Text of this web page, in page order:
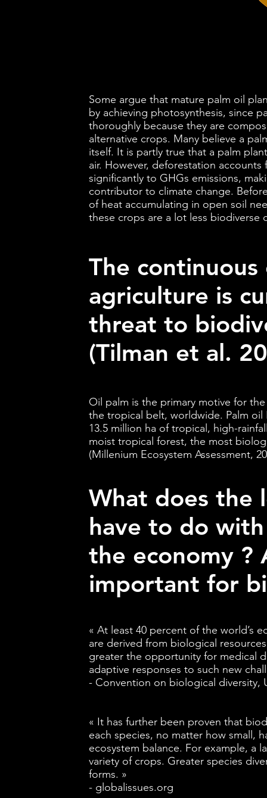
Some argue that mature palm oil
by achieving photosynthesis, since
thoroughly because they are
alternative crops. Many believe a
itself. It is partly true that a palm
air. However, deforestation
significantly to GHGs emissions,
contributor to climate change.
of heat accumulating in open soil
these crops are a lot less biodiverse
The
agriculture is
threat to
(Tilman et al.
Oil palm is the primary motive for
the tropical belt, worldwide. Palm oil
13.5 million ha of tropical, high-
moist tropical forest, the most
(Millenium Ecosystem Assessment,
What does the
have to do
the economy ?
important for
« At least 40 percent of the world’s
are derived from biological
greater the opportunity for medical
adaptive responses to such new
- Convention on biological diversity,
« It has further been proven that
each species, no matter how small,
ecosystem balance. For example, a
variety of crops. Greater species
forms. »
- globalissues.org